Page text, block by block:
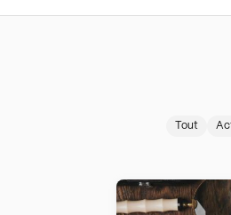
Tout